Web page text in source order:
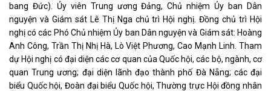
bang Đức). Ủy viên Trung ương Đảng, Chủ nhiệm Ủy ban Dân
nguyện và Giám sát Lê Thị Nga chủ trì Hội nghị. Đồng chủ trì Hội
nghị có các Phó Chủ nhiệm Ủy ban Dân nguyện và Giám sát: Hoàng
Anh Công, Trần Thị Nhị Hà, Lò Việt Phương, Cao Mạnh Linh. Tham
dự Hội nghị có đại diện các cơ quan của Quốc hội, các bộ, ngành, cơ
quan Trung ương; đại diện lãnh đạo thành phố Đà Nẵng; các đại
biểu Quốc hội, Đoàn đại biểu Quốc hội, Thường trực Hội đồng nhân